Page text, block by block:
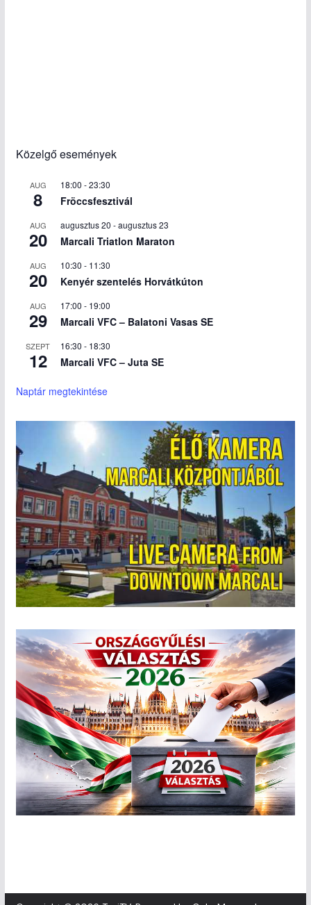
Közelgő események
AUG
8
18:00 -23:30
Fröccsfesztivál
AUG
20
augusztus 20 -augusztus 23
Marcali Triatlon Maraton
AUG
20
10:30 - 11:30
Kenyér szentelés Horvátkúton
AUG
29
17:00 - 19:00
Marcali VFC – Balatoni Vasas SE
SZEPT
12
16:30 - 18:30
Marcali VFC – Juta SE
Naptár megtekintése